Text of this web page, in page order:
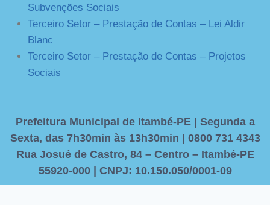
Subvenções Sociais
Terceiro Setor – Prestação de Contas – Lei Aldir
Blanc
Terceiro Setor – Prestação de Contas – Projetos
Sociais
Prefeitura Municipal de Itambé-PE | Segunda a
Sexta, das 7h30min às 13h30min | 0800 731 4343
Rua Josué de Castro, 84 – Centro – Itambé-PE
55920-000 | CNPJ: 10.150.050/0001-09